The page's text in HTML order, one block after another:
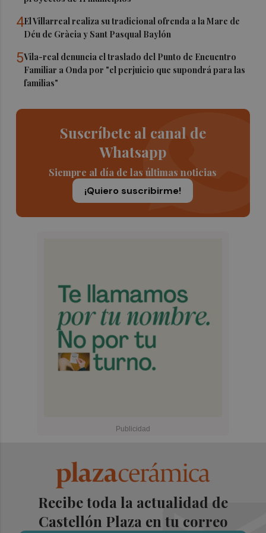
4El Villarreal realiza su tradicional ofrenda a la Mare de
Déu de Gràcia y Sant Pasqual Baylón
5Vila-real denuncia el traslado del Punto de Encuentro
Familiar a Onda por "el perjuicio que supondrá para las
familias"
Suscríbete al canal de
Whatsapp
Siempre al día de las últimas noticias
¡Quiero suscribirme!
Recibe toda la actualidad de
Castellón Plaza en tu correo